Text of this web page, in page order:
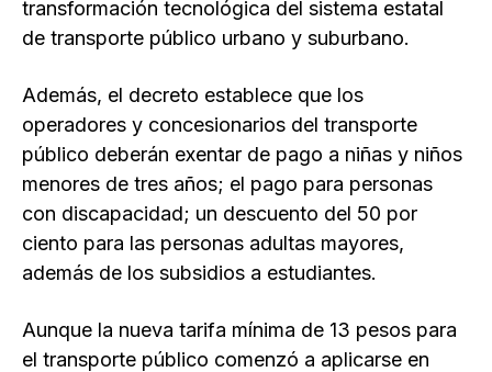
transformación tecnológica del sistema estatal
de transporte público urbano y suburbano.
Además, el decreto establece que los
operadores y concesionarios del transporte
público deberán exentar de pago a niñas y niños
menores de tres años; el pago para personas
con discapacidad; un descuento del 50 por
ciento para las personas adultas mayores,
además de los subsidios a estudiantes.
Aunque la nueva tarifa mínima de 13 pesos para
el transporte público comenzó a aplicarse en